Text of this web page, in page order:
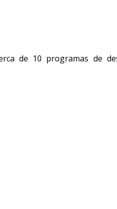
de 10 programas de